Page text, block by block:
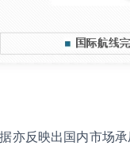
亦反映出国内市场